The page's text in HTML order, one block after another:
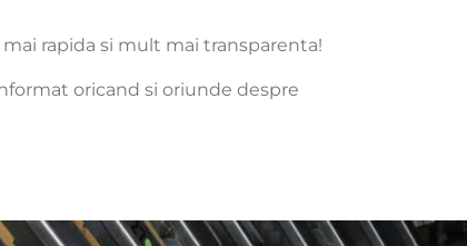
rapida si mult mai transparenta!
oricand si oriunde despre